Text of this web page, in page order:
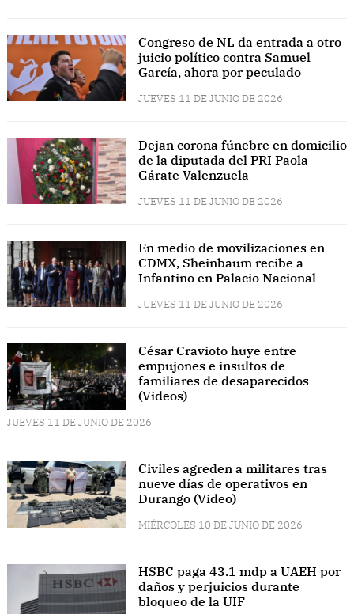
Congreso de NL da entrada a otro
juicio político contra Samuel
García, ahora por peculado
JUEVES 11 DE JUNIO DE 2026
Dejan corona fúnebre en domicilio
de la diputada del PRI Paola
Gárate Valenzuela
JUEVES 11 DE JUNIO DE 2026
En medio de movilizaciones en
CDMX, Sheinbaum recibe a
Infantino en Palacio Nacional
JUEVES 11 DE JUNIO DE 2026
César Cravioto huye entre
empujones e insultos de
familiares de desaparecidos
(Videos)
JUEVES 11 DE JUNIO DE 2026
Civiles agreden a militares tras
nueve días de operativos en
Durango (Video)
MIÉRCOLES 10 DE JUNIO DE 2026
HSBC paga 43.1 mdp a UAEH por
daños y perjuicios durante
bloqueo de la UIF